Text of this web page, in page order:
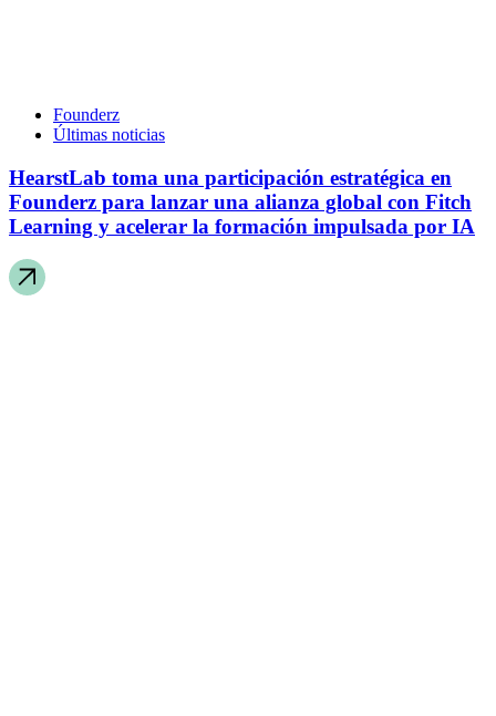
Founderz
Últimas noticias
HearstLab toma una participación estratégica en
Founderz para lanzar una alianza global con Fitch
Learning y acelerar la formación impulsada por IA